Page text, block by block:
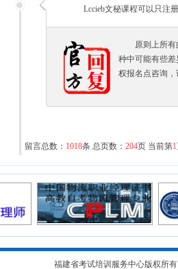
Lccieb文秘课程可以只注
原则上所
种中可能有些
权报名点咨询，
留言总数： 1018条 总页数： 204页 当前第1
福建省考试培训服务中心版权所有